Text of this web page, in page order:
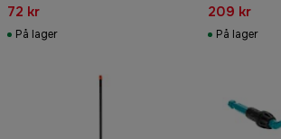
72 kr
På lager
209 kr
På lager